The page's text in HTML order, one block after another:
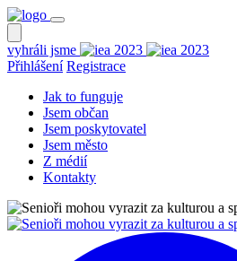
vyhráli jsme
Přihlášení Registrace
Jak to funguje
Jsem občan
Jsem poskytovatel
Jsem město
Z médií
Kontakty